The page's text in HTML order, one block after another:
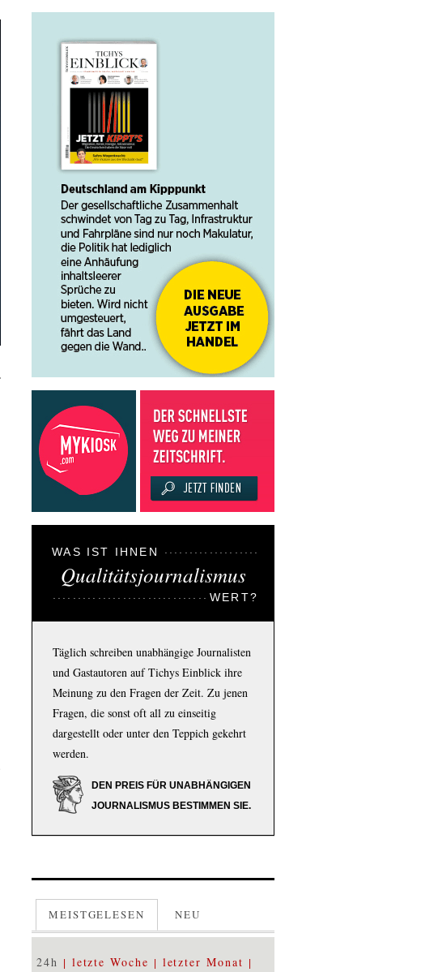
WAS IST IHNEN
Qualitätsjournalismus
WERT?
Täglich schreiben unabhängige Journalisten
und Gastautoren auf Tichys Einblick ihre
Meinung zu den Fragen der Zeit. Zu jenen
Fragen, die sonst oft all zu einseitig
dargestellt oder unter den Teppich gekehrt
werden.
DEN PREIS FÜR UNABHÄNGIGEN
JOURNALISMUS BESTIMMEN SIE.
MEISTGELESEN NEU
24h letzte Woche letzter Monat